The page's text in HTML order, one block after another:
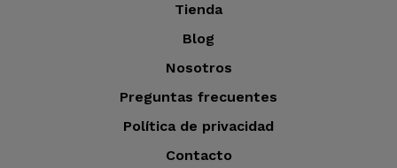
Tienda
Blog
Nosotros
Preguntas frecuentes
Política de privacidad
Contacto